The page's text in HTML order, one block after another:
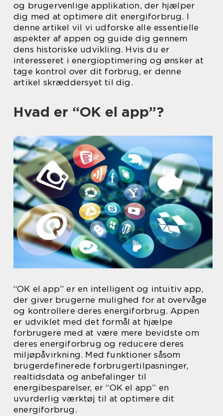
og brugervenlige applikation, der hjælper
dig med at optimere dit energiforbrug. I
denne artikel vil vi udforske alle essentielle
aspekter af appen og guide dig gennem
dens historiske udvikling. Hvis du er
interesseret i energioptimering og ønsker at
tage kontrol over dit forbrug, er denne
artikel skræddersyet til dig.
Hvad er “OK el app”?
“OK el app” er en intelligent og intuitiv app,
der giver brugerne mulighed for at overvåge
og kontrollere deres energiforbrug. Appen
er udviklet med det formål at hjælpe
forbrugere med at være mere bevidste om
deres energiforbrug og reducere deres
miljøpåvirkning. Med funktioner såsom
brugerdefinerede forbrugertilpasninger,
realtidsdata og anbefalinger til
energibesparelser, er “OK el app” en
uvurderlig værktøj til at optimere dit
energiforbrug.